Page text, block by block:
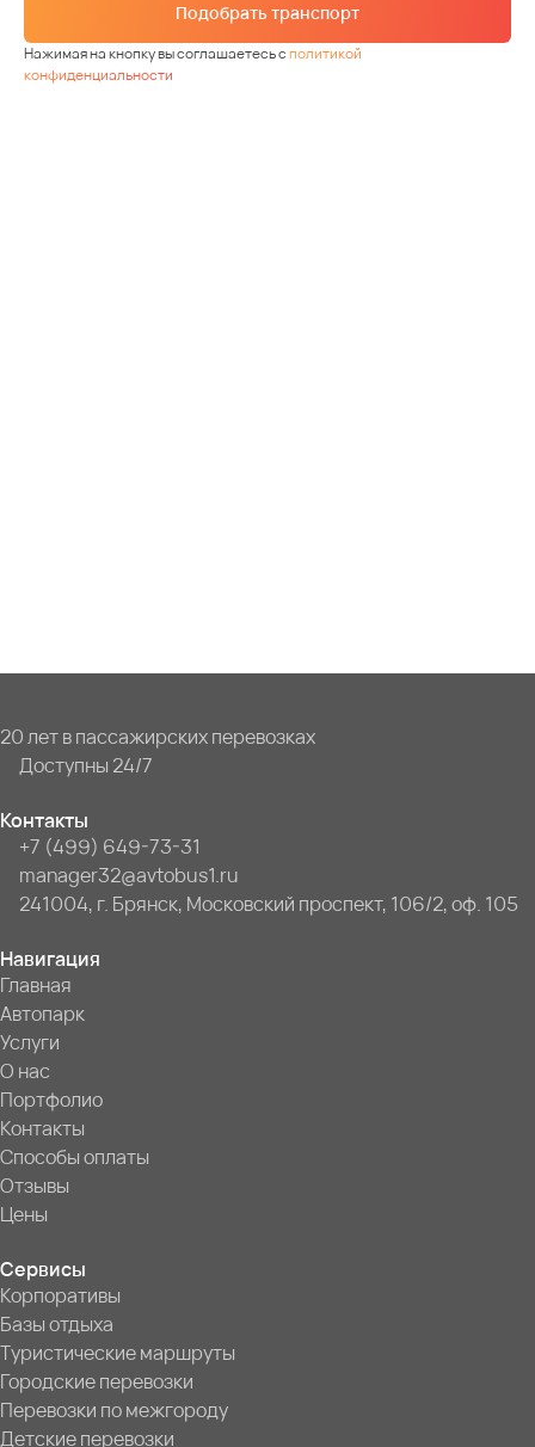
Подобрать транспорт
Нажимая на кнопку вы соглашаетесь сполитикой
конфиденциальности
20 лет в пассажирских перевозках
Доступны 24/7
Контакты
+7 (499) 649-73-31
manager32@avtobus1.ru
241004, г. Брянск, Московский проспект, 106/2, оф. 105
Навигация
Главная
Автопарк
Услуги
О нас
Портфолио
Контакты
Способы оплаты
Отзывы
Цены
Сервисы
Корпоративы
Базы отдыха
Туристические маршруты
Городские перевозки
Перевозки по межгороду
Детские перевозки